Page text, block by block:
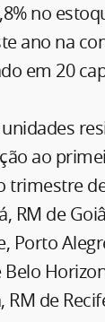
no
ano na
em 20
ao
trimestre
RM de
Porto
RM de